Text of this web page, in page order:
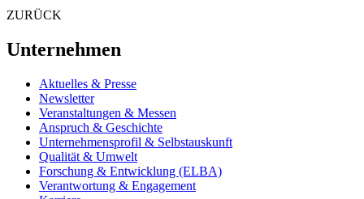
ZURÜCK
Unternehmen
Aktuelles & Presse
Newsletter
Veranstaltungen & Messen
Anspruch & Geschichte
Unternehmensprofil & Selbstauskunft
Qualität & Umwelt
Forschung & Entwicklung (ELBA)
Verantwortung & Engagement